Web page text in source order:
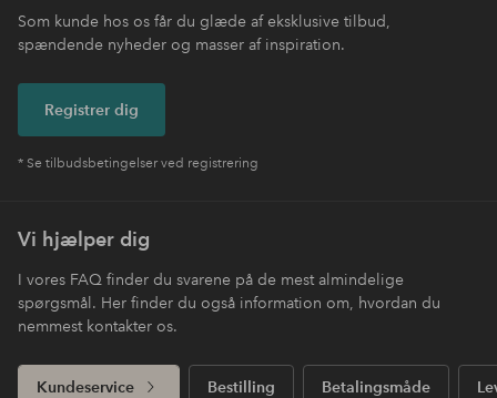
Som kunde hos os får du glæde af eksklusive tilbud,
spændende nyheder og masser af inspiration.
Registrer dig
* Se tilbudsbetingelser ved registrering
Vi hjælper dig
I vores FAQ finder du svarene på de mest almindelige
spørgsmål. Her finder du også information om, hvordan du
nemmest kontakter os.
Kundeservice Bestilling Betalingsmåde